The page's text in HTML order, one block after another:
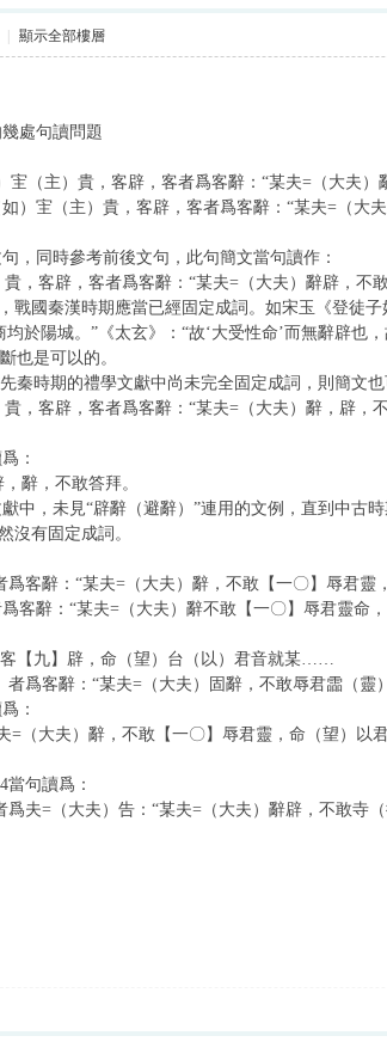
顯示全部樓層
處句讀問題
（主）貴，客辟，客者爲客辭：“某夫=（大夫）
）宔（主）貴，客辟，客者爲客辭：“某夫=（大
，同時參考前後文句，此句簡文當句讀作：
客辟，客者爲客辭：“某夫=（大夫）辭辟，不
戰國秦漢時期應當已經固定成詞。如宋玉《登徒子
於陽城。”《太玄》：“故‘大受性命’而無辭辟也
也是可以的。
秦時期的禮學文獻中尚未完全固定成詞，則簡文也
客辟，客者爲客辭：“某夫=（大夫）辭，辟，
：
，不敢答拜。
，未見“辟辭（避辭）”連用的文例，直到中古
沒有固定成詞。
客辭：“某夫=（大夫）辭，不敢【一〇】辱君靈
客辭：“某夫=（大夫）辭不敢【一〇】辱君靈命
【九】辟，命（望）台（以）君音就某……
爲客辭：“某夫=（大夫）固辭，不敢辱君霝（靈
：
大夫）辭，不敢【一〇】辱君靈，命（望）以
句讀爲：
夫=（大夫）告：“某夫=（大夫）辭辟，不敢寺